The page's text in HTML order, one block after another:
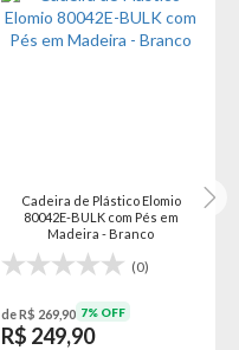
Cadeira de Plástico Elomio
80042E-BULK com Pés em
Madeira - Branco
(0)
de R$ 269,90 7% OFF
R$ 249,90